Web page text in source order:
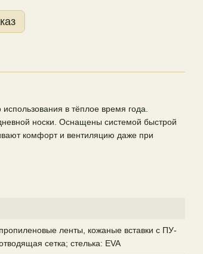
в тёплое время года.
носки. Оснащены системой быстрой
комфорт и вентиляцию даже при
ленты, кожаные вставки с ПУ-
сетка; стелька: EVA